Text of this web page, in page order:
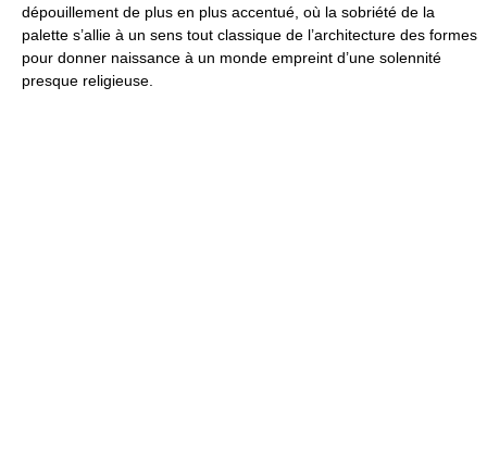
dépouillement de plus en plus accentué, où la sobriété de la
palette s’allie à un sens tout classique de l’architecture des formes
pour donner naissance à un monde empreint d’une solennité
presque religieuse.